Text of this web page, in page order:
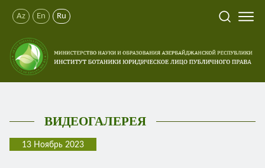
Az En Ru
ВИДЕОГАЛЕРЕЯ
13 Ноябрь 2023